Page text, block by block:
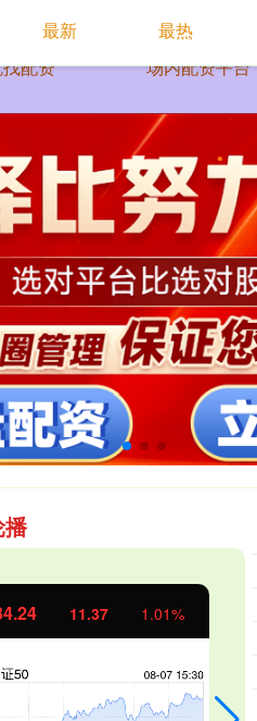
配资 场内配资平台
11.37 1.01%
最新 最热